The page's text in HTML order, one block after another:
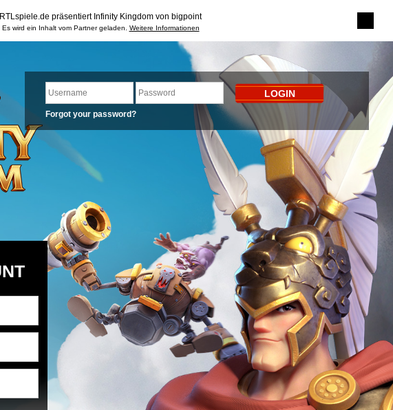
RTLspiele.de präsentiert Infinity Kingdom von bigpoint
Es wird ein Inhalt vom Partner geladen. Weitere Informationen